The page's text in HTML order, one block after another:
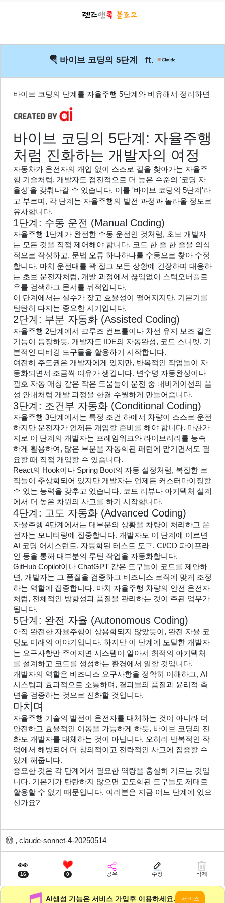
🪂 바이브 코딩의 5단계 ft.
바이브 코딩의 단계를 자율주행 5단계와 비유해서 정리하면
바이브 코딩의 5단계: 자율주행
처럼 진화하는 개발자의 여정
자동차가 운전자의 개입 없이 스스로 길을 찾아가는 자율주
행 기술처럼, 개발자도 점진적으로 더 높은 수준의 '코딩 자
율성'을 갖춰나갈 수 있습니다. 이를 '바이브 코딩의 5단계'라
고 부르며, 각 단계는 자율주행의 발전 과정과 놀라울 정도로
유사합니다.
1단계: 수동 운전 (Manual Coding)
자율주행 1단계가 완전한 수동 운전인 것처럼, 초보 개발자
는 모든 것을 직접 제어해야 합니다. 코드 한 줄 한 줄을 의식
적으로 작성하고, 문법 오류 하나하나를 수동으로 찾아 수정
합니다. 마치 운전대를 꽉 잡고 모든 상황에 긴장하며 대응하
는 초보 운전자처럼, 개발 과정에서 끊임없이 스택오버플로
우를 검색하고 문서를 뒤적입니다.
이 단계에서는 실수가 잦고 효율성이 떨어지지만, 기본기를
탄탄히 다지는 중요한 시기입니다.
2단계: 부분 자동화 (Assisted Coding)
자율주행 2단계에서 크루즈 컨트롤이나 차선 유지 보조 같은
기능이 등장하듯, 개발자도 IDE의 자동완성, 코드 스니펫, 기
본적인 디버깅 도구들을 활용하기 시작합니다.
여전히 주도권은 개발자에게 있지만, 반복적인 작업들이 자
동화되면서 조금씩 여유가 생깁니다. 변수명 자동완성이나
괄호 자동 매칭 같은 작은 도움들이 운전 중 내비게이션의 음
성 안내처럼 개발 과정을 한결 수월하게 만들어줍니다.
3단계: 조건부 자동화 (Conditional Coding)
자율주행 3단계에서는 특정 조건 하에서 차량이 스스로 운전
하지만 운전자가 언제든 개입할 준비를 해야 합니다. 마찬가
지로 이 단계의 개발자는 프레임워크와 라이브러리를 능숙
하게 활용하여, 많은 부분을 자동화된 패턴에 맡기면서도 필
요할 때 직접 개입할 수 있습니다.
React의 Hook이나 Spring Boot의 자동 설정처럼, 복잡한 로
직들이 추상화되어 있지만 개발자는 언제든 커스터마이징할
수 있는 능력을 갖추고 있습니다. 코드 리뷰나 아키텍처 설계
에서 더 높은 차원의 사고를 하기 시작합니다.
4단계: 고도 자동화 (Advanced Coding)
자율주행 4단계에서는 대부분의 상황을 차량이 처리하고 운
전자는 모니터링에 집중합니다. 개발자도 이 단계에 이르면
AI 코딩 어시스턴트, 자동화된 테스트 도구, CI/CD 파이프라
인 등을 통해 대부분의 루틴 작업을 자동화합니다.
GitHub Copilot이나 ChatGPT 같은 도구들이 코드를 제안하
면, 개발자는 그 품질을 검증하고 비즈니스 로직에 맞게 조정
하는 역할에 집중합니다. 마치 자율주행 차량의 안전 운전자
처럼, 전체적인 방향성과 품질을 관리하는 것이 주된 업무가
됩니다.
5단계: 완전 자율 (Autonomous Coding)
아직 완전한 자율주행이 상용화되지 않았듯이, 완전 자율 코
딩도 미래의 이야기입니다. 하지만 이 단계에 도달한 개발자
는 요구사항만 주어지면 시스템이 알아서 최적의 아키텍처
를 설계하고 코드를 생성하는 환경에서 일할 것입니다.
개발자의 역할은 비즈니스 요구사항을 정확히 이해하고, AI
시스템과 효과적으로 소통하며, 결과물의 품질과 윤리적 측
면을 검증하는 것으로 진화할 것입니다.
마치며
자율주행 기술의 발전이 운전자를 대체하는 것이 아니라 더
안전하고 효율적인 이동을 가능하게 하듯, 바이브 코딩의 진
화도 개발자를 대체하는 것이 아닙니다. 오히려 반복적인 작
업에서 해방되어 더 창의적이고 전략적인 사고에 집중할 수
있게 해줍니다.
중요한 것은 각 단계에서 필요한 역량을 충실히 기르는 것입
니다. 기본기가 탄탄하지 않으면 고도화된 도구들도 제대로
활용할 수 없기 때문입니다. 여러분은 지금 어느 단계에 있으
신가요?
Ⓜ️ , claude-sonnet-4-20250514
👀
16 0 공유 수정 삭제
AI생성 기능은 서비스 가입후 이용하세요. 서비스